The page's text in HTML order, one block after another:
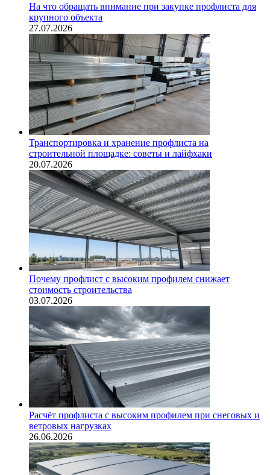
На что обращать внимание при закупке профлиста для
крупного объекта
27.07.2026
Транспортировка и хранение профлиста на
строительной площадке: советы и лайфхаки
20.07.2026
Почему профлист с высоким профилем снижает
стоимость строительства
03.07.2026
Расчёт профлиста с высоким профилем при снеговых и
ветровых нагрузках
26.06.2026